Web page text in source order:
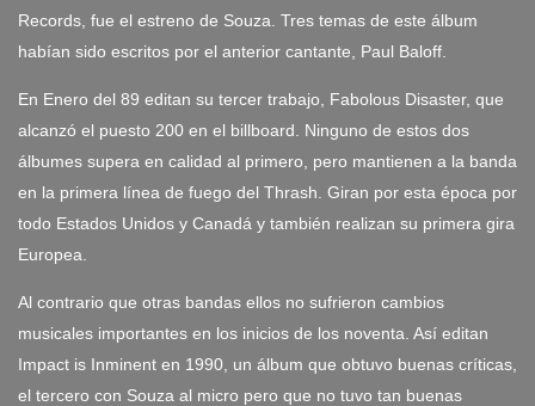
Records, fue el estreno de Souza. Tres temas de este álbum
habían sido escritos por el anterior cantante, Paul Baloff.
En Enero del 89 editan su tercer trabajo, Fabolous Disaster, que
alcanzó el puesto 200 en el billboard. Ninguno de estos dos
álbumes supera en calidad al primero, pero mantienen a la banda
en la primera línea de fuego del Thrash. Giran por esta época por
todo Estados Unidos y Canadá y también realizan su primera gira
Europea.
Al contrario que otras bandas ellos no sufrieron cambios
musicales importantes en los inicios de los noventa. Así editan
Impact is Inminent en 1990, un álbum que obtuvo buenas críticas,
el tercero con Souza al micro pero que no tuvo tan buenas